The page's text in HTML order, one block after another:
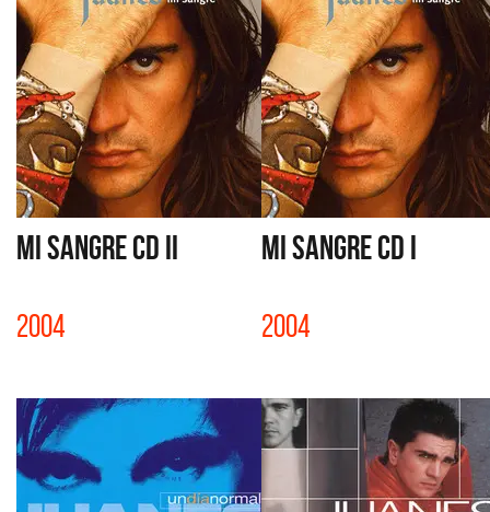
MI SANGRE CD II
2004
MI SANGRE CD I
2004